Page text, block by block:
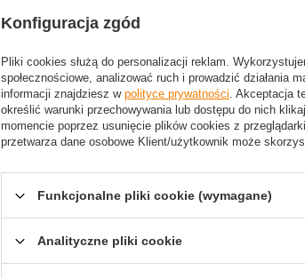
Konfiguracja zgód
Pliki cookies służą do personalizacji reklam.
społecznościowe, analizować ruch i prowadzić działania
informacji znajdziesz w polityce prywatności. Akceptacja
określić warunki przechowywania lub dostępu do nich
momencie poprzez usunięcie plików cookies z
przetwarza dane osobowe Klient/użytkownik może
Funkcjonalne pliki cookie (wymagane)
Analityczne pliki cookie